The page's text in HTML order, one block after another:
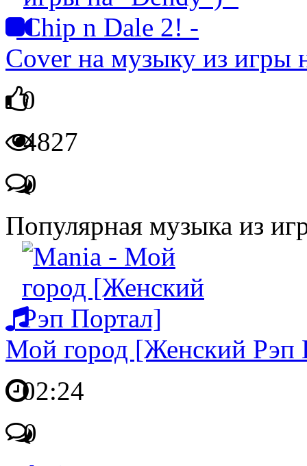
Cover на музыку из
0
4827
0
Популярная музыка из
Мой город [Женский Рэп
02:24
0